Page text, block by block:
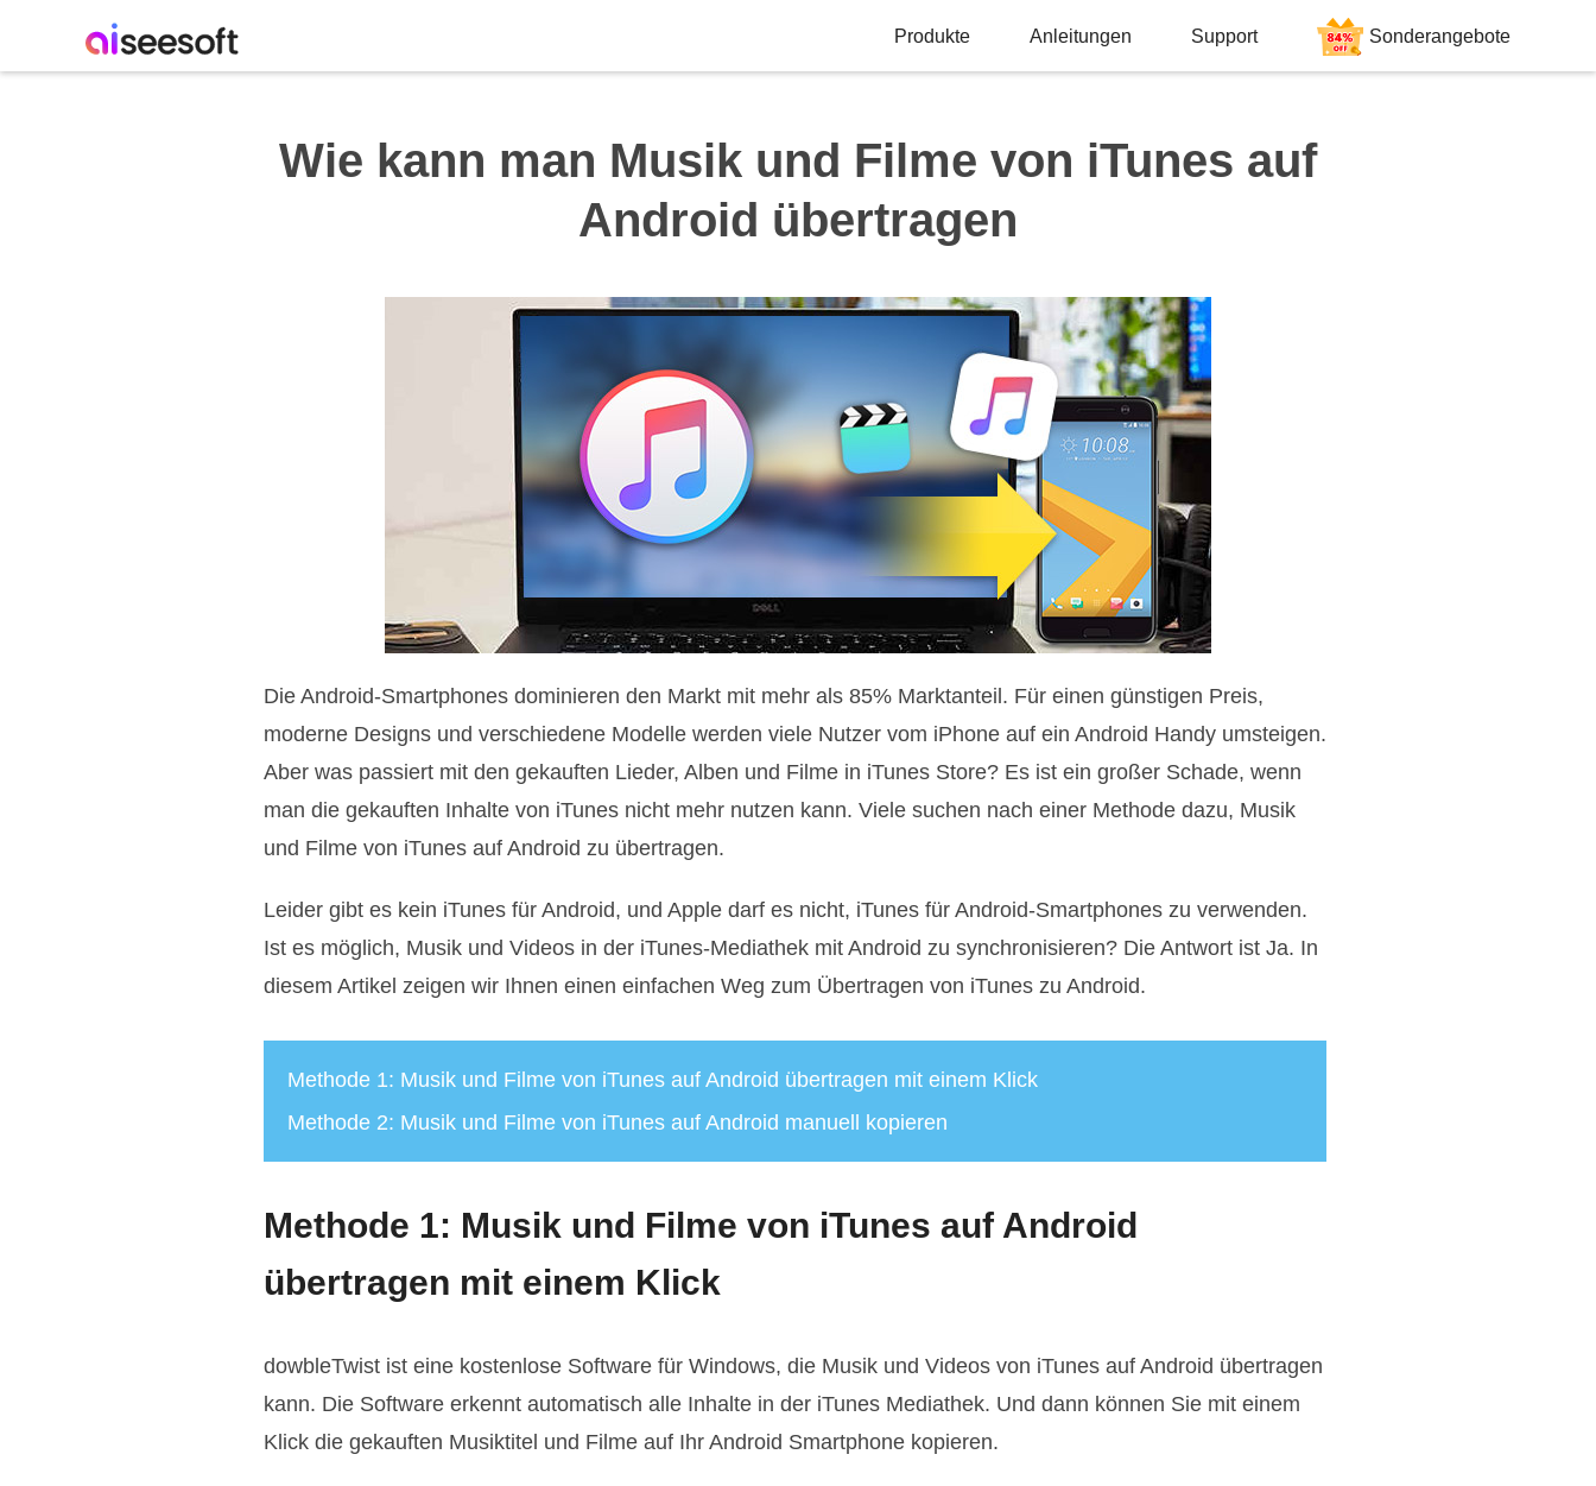
Produkte Anleitungen Support Sonderangebote
Wie kann man Musik und Filme von iTunes auf
Android übertragen
Die Android-Smartphones dominieren den Markt mit mehr als 85% Marktanteil. Für einen günstigen Preis,
moderne Designs und verschiedene Modelle werden viele Nutzer vom iPhone auf ein Android Handy umsteigen.
Aber was passiert mit den gekauften Lieder, Alben und Filme in iTunes Store? Es ist ein großer Schade, wenn
man die gekauften Inhalte von iTunes nicht mehr nutzen kann. Viele suchen nach einer Methode dazu, Musik
und Filme von iTunes auf Android zu übertragen.
Leider gibt es kein iTunes für Android, und Apple darf es nicht, iTunes für Android-Smartphones zu verwenden.
Ist es möglich, Musik und Videos in der iTunes-Mediathek mit Android zu synchronisieren? Die Antwort ist Ja. In
diesem Artikel zeigen wir Ihnen einen einfachen Weg zum Übertragen von iTunes zu Android.
Methode 1: Musik und Filme von iTunes auf Android übertragen mit einem Klick
Methode 2: Musik und Filme von iTunes auf Android manuell kopieren
Methode 1: Musik und Filme von iTunes auf Android
übertragen mit einem Klick
dowbleTwist ist eine kostenlose Software für Windows, die Musik und Videos von iTunes auf Android übertragen
kann. Die Software erkennt automatisch alle Inhalte in der iTunes Mediathek. Und dann können Sie mit einem
Klick die gekauften Musiktitel und Filme auf Ihr Android Smartphone kopieren.